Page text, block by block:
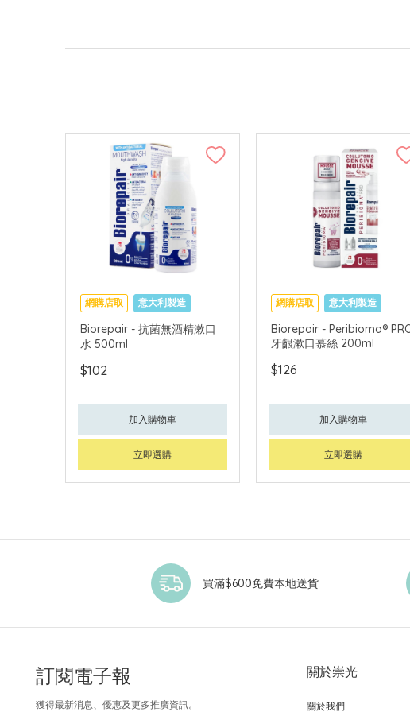
網購店取 意大利製造
Biorepair - 抗菌無酒精漱口
水 500ml
$102
加入購物車
立即選購
網購店取 意大利製造
Biorepair - Peribioma®
牙齦漱口慕絲 200ml
$126
加入購物車
立即選購
買滿$600免費本地送貨
訂閱電子報
獲得最新消息、優惠及更多推廣資訊。
關於崇光
關於我們